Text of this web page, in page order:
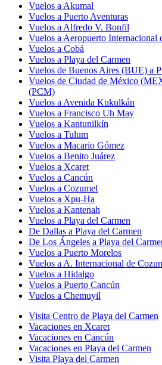
Vuelos a Akumal
Vuelos a Puerto Aventuras
Vuelos a Alfredo V. Bonfil
Vuelos a Aeropuerto Internacional
Vuelos a Cobá
Vuelos a Playa del Carmen
Vuelos de Buenos Aires (BUE) a
Vuelos de Ciudad de México
(PCM)
Vuelos a Avenida Kukulkán
Vuelos a Francisco Uh May
Vuelos a Kantunilkín
Vuelos a Tulum
Vuelos a Macario Gómez
Vuelos a Benito Juárez
Vuelos a Xcaret
Vuelos a Cancún
Vuelos a Cozumel
Vuelos a Xpu-Ha
Vuelos a Kantenah
Vuelos a Playa del Carmen
De Dallas a Playa del Carmen
De Los Ángeles a Playa del
Vuelos a Puerto Morelos
Vuelos a A. Internacional de
Vuelos a Hidalgo
Vuelos a Puerto Cancún
Vuelos a Chemuyil
Visita Centro de Playa del Carmen
Vacaciones en Xcaret
Vacaciones en Cancún
Vacaciones en Playa del Carmen
Visita Playa del Carmen